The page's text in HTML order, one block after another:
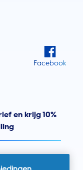
Facebook
en krijg 10%